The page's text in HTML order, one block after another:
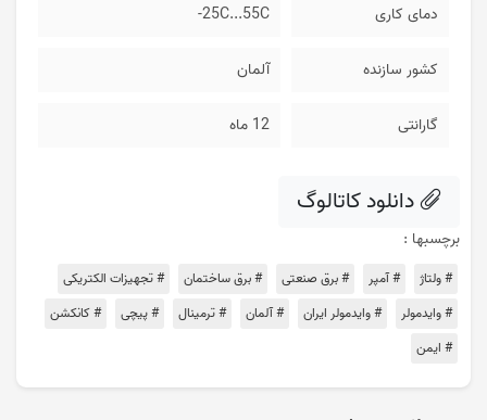
دمای کاری 25C...55C-
کشور سازنده آلمان
گارانتی 12 ماه
دانلود کاتالوگ
برچسبها :
# ولتاژ # آمپر # برق صنعتی # برق ساختمان
# تجهیزات الکتریکی
# وایدمولر
# وایدمولر ایران # آلمان # ترمینال # پیچی
# کانکشن
# ایمن